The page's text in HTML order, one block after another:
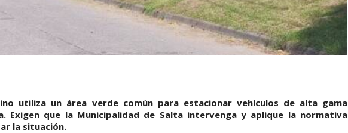
utiliza un área verde común para estacionar vehículos de alta gama
Exigen que la Municipalidad de Salta intervenga y aplique la normativa
la situación.